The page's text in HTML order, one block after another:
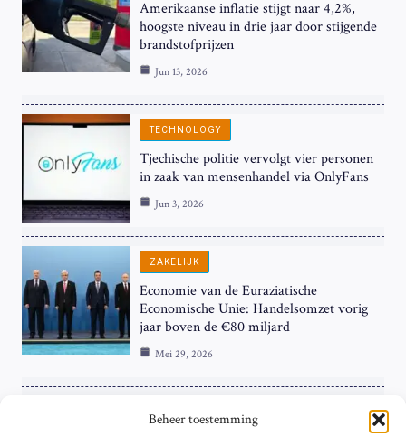
Beheer toestemming
Amerikaanse inflatie stijgt naar 4,2%,
hoogste niveau in drie jaar door stijgende
brandstofprijzen
Jun 13, 2026
TECHNOLOGY
Tjechische politie vervolgt vier personen
in zaak van mensenhandel via OnlyFans
Jun 3, 2026
ZAKELIJK
Economie van de Euraziatische
Economische Unie: Handelsomzet vorig
jaar boven de €80 miljard
Mei 29, 2026
ZAKELIJK